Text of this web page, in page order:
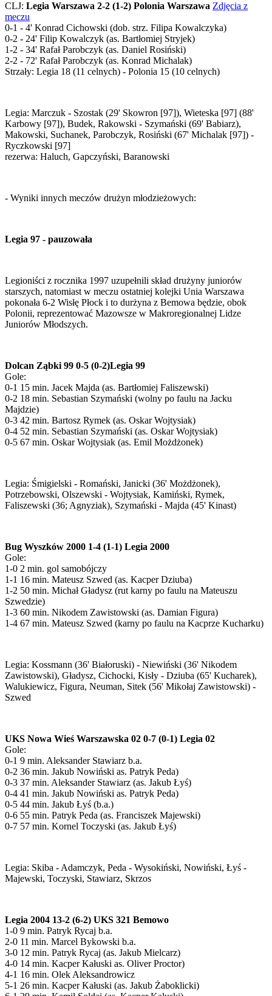
CLJ: Legia Warszawa 2-2 (1-2) Polonia Warszawa Zdjęcia z
meczu
0-1 - 4' Konrad Cichowski (dob. strz. Filipa Kowalczyka)
0-2 - 24' Filip Kowalczyk (as. Bartłomiej Stryjek)
1-2 - 34' Rafał Parobczyk (as. Daniel Rosiński)
2-2 - 72' Rafał Parobczyk (as. Konrad Michalak)
Strzały: Legia 18 (11 celnych) - Polonia 15 (10 celnych)
Legia: Marczuk - Szostak (29' Skowron [97]), Wieteska [97] (88'
Karbowy [97]), Budek, Rakowski - Szymański (69' Babiarz),
Makowski, Suchanek, Parobczyk, Rosiński (67' Michalak [97]) -
Ryczkowski [97]
rezerwa: Haluch, Gapczyński, Baranowski
- Wyniki innych meczów drużyn młodzieżowych:
Legia 97 - pauzowała
Legioniści z rocznika 1997 uzupełnili skład drużyny juniorów
starszych, natomiast w meczu ostatniej kolejki Unia Warszawa
pokonała 6-2 Wisłę Płock i to durżyna z Bemowa będzie, obok
Polonii, reprezentować Mazowsze w Makroregionalnej Lidze
Juniorów Młodszych.
Dolcan Ząbki 99 0-5 (0-2)Legia 99
Gole:
0-1 15 min. Jacek Majda (as. Bartłomiej Faliszewski)
0-2 18 min. Sebastian Szymański (wolny po faulu na Jacku
Majdzie)
0-3 42 min. Bartosz Rymek (as. Oskar Wojtysiak)
0-4 52 min. Sebastian Szymański (as. Oskar Wojtysiak)
0-5 67 min. Oskar Wojtysiak (as. Emil Możdżonek)
Legia: Śmigielski - Romański, Janicki (36' Możdżonek),
Potrzebowski, Olszewski - Wojtysiak, Kamiński, Rymek,
Faliszewski (36; Agnyziak), Szymański - Majda (45' Kinast)
Bug Wyszków 2000 1-4 (1-1) Legia 2000
Gole:
1-0 2 min. gol samobójczy
1-1 16 min. Mateusz Szwed (as. Kacper Dziuba)
1-2 50 min. Michał Gładysz (rut karny po faulu na Mateuszu
Szwedzie)
1-3 60 min. Nikodem Zawistowski (as. Damian Figura)
1-4 67 min. Mateusz Szwed (karny po faulu na Kacprze Kucharku)
Legia: Kossmann (36' Białoruski) - Niewiński (36' Nikodem
Zawistowski), Gładysz, Cichocki, Kisły - Dziuba (65' Kucharek),
Walukiewicz, Figura, Neuman, Sitek (56' Mikołaj Zawistowski) -
Szwed
UKS Nowa Wieś Warszawska 02 0-7 (0-1) Legia 02
Gole:
0-1 9 min. Aleksander Stawiarz b.a.
0-2 36 min. Jakub Nowiński as. Patryk Peda)
0-3 37 min. Aleksander Stawiarz (as. Jakub Łyś)
0-4 41 min. Jakub Nowiński as. Patryk Peda)
0-5 44 min. Jakub Łyś (b.a.)
0-6 55 min. Patryk Peda (as. Franciszek Majewski)
0-7 57 min. Kornel Toczyski (as. Jakub Łyś)
Legia: Skiba - Adamczyk, Peda - Wysokiński, Nowiński, Łyś -
Majewski, Toczyski, Stawiarz, Skrzos
Legia 2004 13-2 (6-2) UKS 321 Bemowo
1-0 9 min. Patryk Rycaj b.a.
2-0 11 min. Marcel Bykowski b.a.
3-0 12 min. Patryk Rycaj (as. Jakub Mielcarz)
4-0 14 min. Kacper Kałuski as. Oliver Proctor)
4-1 16 min. Olek Aleksandrowicz
5-1 26 min. Kacper Kałuski (as. Jakub Żaboklicki)